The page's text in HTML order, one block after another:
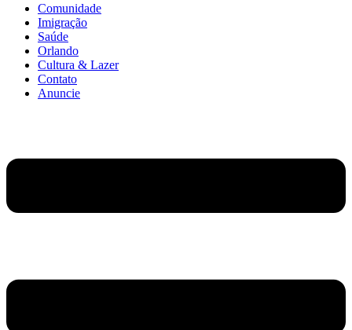
Comunidade
Imigração
Saúde
Orlando
Cultura & Lazer
Contato
Anuncie